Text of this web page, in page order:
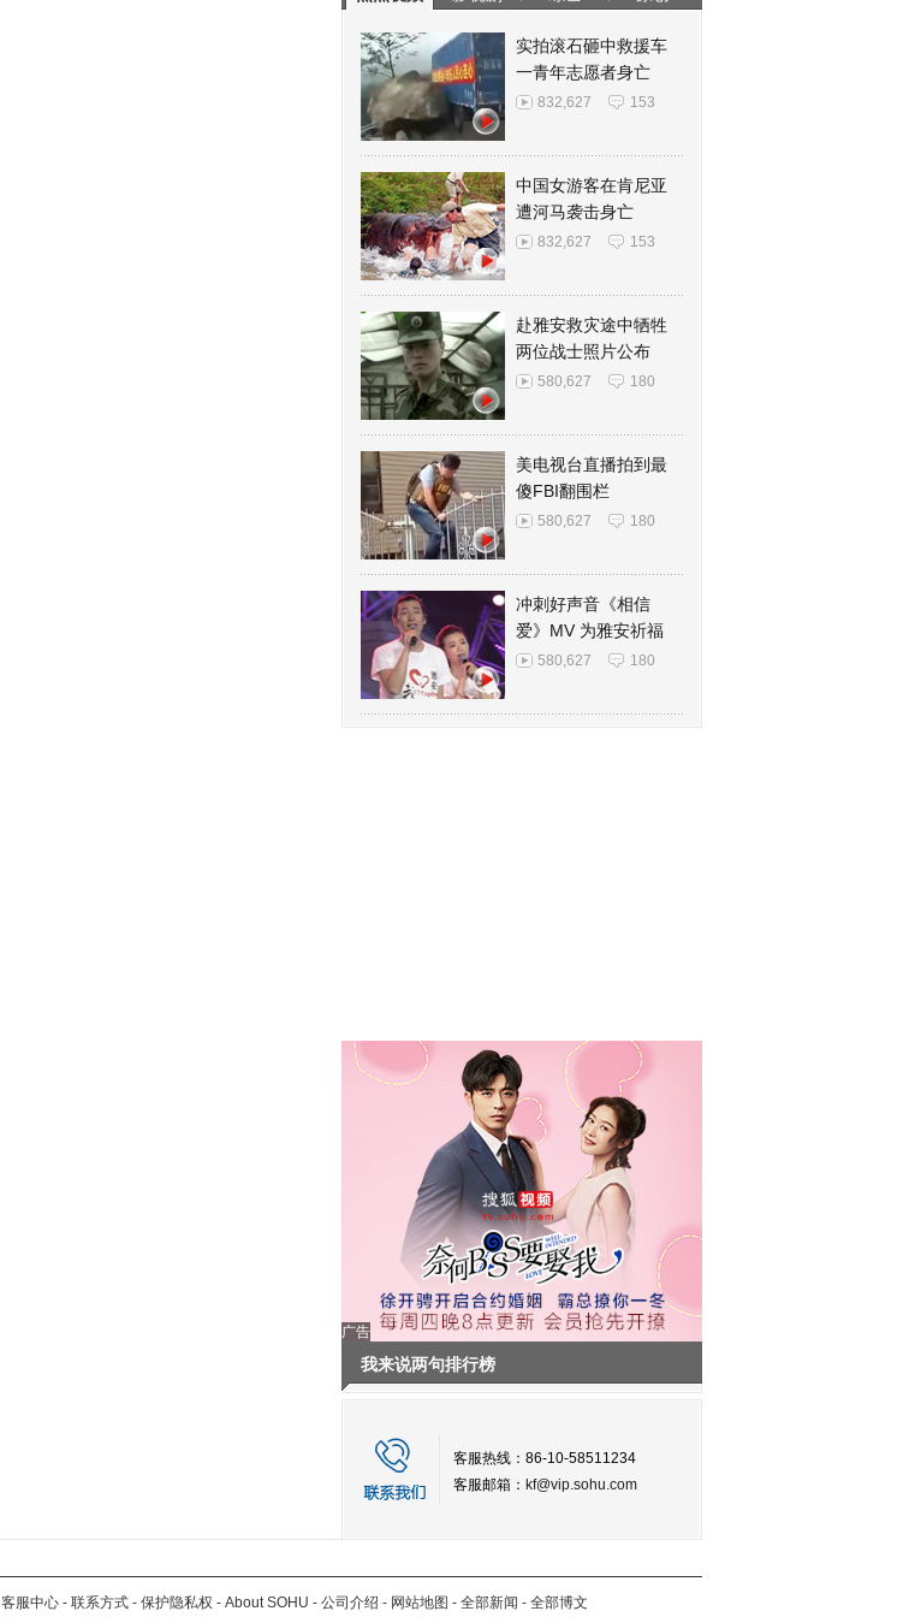
实拍滚石砸中救援车
一青年志愿者身亡
832,627 153
中国女游客在肯尼亚
遭河马袭击身亡
832,627 153
赴雅安救灾途中牺牲
两位战士照片公布
580,627 180
美电视台直播拍到最
傻FBI翻围栏
580,627 180
冲刺好声音《相信
爱》MV 为雅安祈福
580,627 180
广告
我来说两句排行榜
客服热线：86-10-58511234
客服邮箱： kf@vip.sohu.com
客服中心 - 联系方式 - 保护隐私权 - About SOHU - 公司介绍 - 网站地图 - 全部新闻 - 全部博文